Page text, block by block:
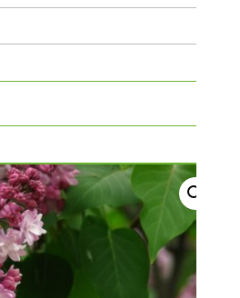
I TRAJNICE
VRTNI SLJEZOVI